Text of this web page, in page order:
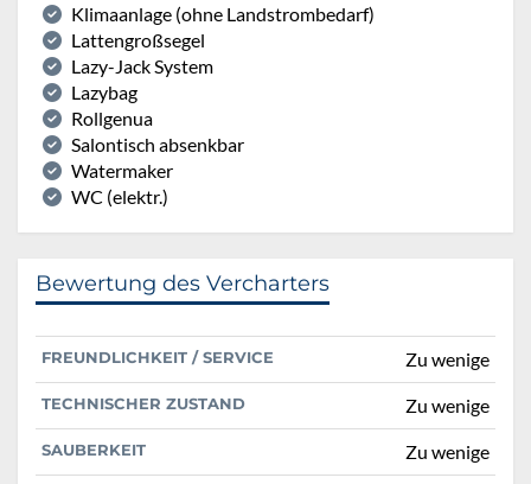
Klimaanlage (ohne Landstrombedarf)
Lattengroßsegel
Lazy-Jack System
Lazybag
Rollgenua
Salontisch absenkbar
Watermaker
WC (elektr.)
Bewertung des Vercharters
FREUNDLICHKEIT / SERVICE Zu wenige
TECHNISCHER ZUSTAND Zu wenige
SAUBERKEIT Zu wenige